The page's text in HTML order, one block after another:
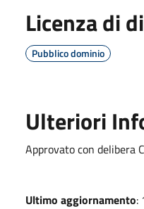
Licenza di
Pubblico dominio
Ulteriori
Approvato con delibera
Ultimo aggiornamento: